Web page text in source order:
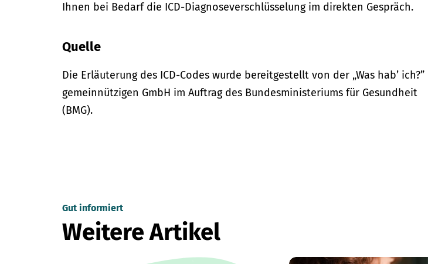
Ihnen bei Bedarf die ICD-Diagnoseverschlüsselung im direkten Gespräch.
Quelle
Die Erläuterung des ICD-Codes wurde bereitgestellt von der „Was hab’ ich?”
gemeinnützigen GmbH im Auftrag des Bundesministeriums für Gesundheit
(BMG).
Gut informiert
Weitere Artikel